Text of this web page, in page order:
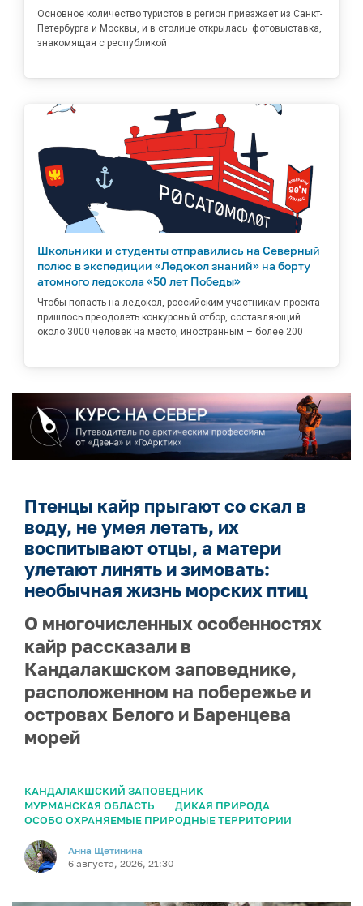
Основное количество туристов в регион приезжает из Санкт-
Петербурга и Москвы, и в столице открылась фотовыставка,
знакомящая с республикой
Школьники и студенты отправились на Северный
полюс в экспедиции «Ледокол знаний» на борту
атомного ледокола «50 лет Победы»
Чтобы попасть на ледокол, российским участникам проекта
пришлось преодолеть конкурсный отбор, составляющий
около 3000 человек на место, иностранным – более 200
Птенцы кайр прыгают со скал в
воду, не умея летать, их
воспитывают отцы, а матери
улетают линять и зимовать:
необычная жизнь морских птиц
О многочисленных особенностях
кайр рассказали в
Кандалакшском заповеднике,
расположенном на побережье и
островах Белого и Баренцева
морей
КАНДАЛАКШСКИЙ ЗАПОВЕДНИК
МУРМАНСКАЯ ОБЛАСТЬ
ДИКАЯ ПРИРОДА
ОСОБО ОХРАНЯЕМЫЕ ПРИРОДНЫЕ ТЕРРИТОРИИ
Анна Щетинина
6 августа, 2026, 21:30